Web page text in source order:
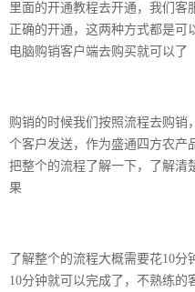
里面的开通教程去开通，我们客
正确的开通，这两种方式都是可
电脑购销客户端去购买就可以了
购销的时候我们按照流程去购销
个客户发送，作为盛通四方农产
把整个的流程了解一下，了解清
果
了解整个的流程大概需要花10
10分钟就可以完成了，不熟练的